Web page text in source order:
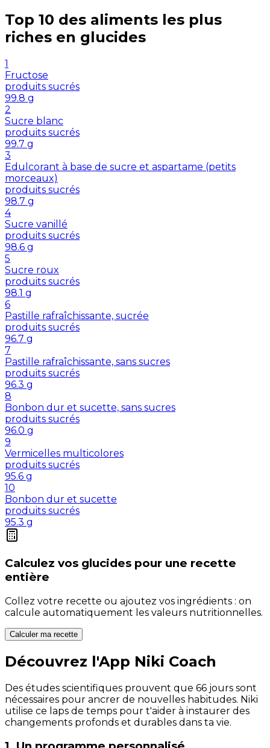
Top 10 des aliments les plus
riches en glucides
1
Fructose
produits sucrés
99.8 g
2
Sucre blanc
produits sucrés
99.7 g
3
Edulcorant à base de sucre et aspartame (petits
morceaux)
produits sucrés
98.7 g
4
Sucre vanillé
produits sucrés
98.6 g
5
Sucre roux
produits sucrés
98.1 g
6
Pastille rafraîchissante, sucrée
produits sucrés
96.7 g
7
Pastille rafraîchissante, sans sucres
produits sucrés
96.3 g
8
Bonbon dur et sucette, sans sucres
produits sucrés
96.0 g
9
Vermicelles multicolores
produits sucrés
95.6 g
10
Bonbon dur et sucette
produits sucrés
95.3 g
Calculez vos glucides pour une recette
entière
Collez votre recette ou ajoutez vos ingrédients : on
calcule automatiquement les valeurs nutritionnelles.
Calculer ma recette
Découvrez l'App Niki Coach
Des études scientifiques prouvent que 66 jours sont
nécessaires pour ancrer de nouvelles habitudes. Niki
utilise ce laps de temps pour t'aider à instaurer des
changements profonds et durables dans ta vie.